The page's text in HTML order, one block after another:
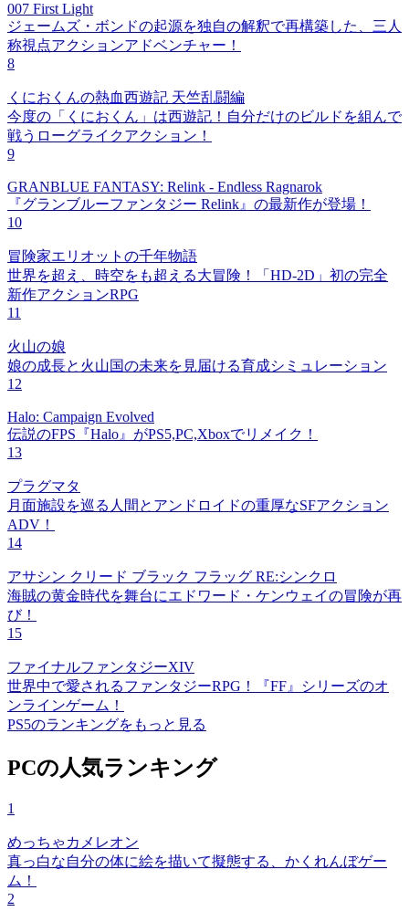
007 First Light
ジェームズ・ボンドの起源を独自の解釈で再構築した、三人
称視点アクションアドベンチャー！
8
くにおくんの熱血西遊記 天竺乱闘編
今度の「くにおくん」は西遊記！自分だけのビルドを組んで
戦うローグライクアクション！
9
GRANBLUE FANTASY: Relink - Endless Ragnarok
『グランブルーファンタジー Relink』の最新作が登場！
10
冒険家エリオットの千年物語
世界を超え、時空をも超える大冒険！「HD-2D」初の完全
新作アクションRPG
11
火山の娘
娘の成長と火山国の未来を見届ける育成シミュレーション
12
Halo: Campaign Evolved
伝説のFPS『Halo』がPS5,PC,Xboxでリメイク！
13
プラグマタ
月面施設を巡る人間とアンドロイドの重厚なSFアクション
ADV！
14
アサシン クリード ブラック フラッグ RE:シンクロ
海賊の黄金時代を舞台にエドワード・ケンウェイの冒険が再
び！
15
ファイナルファンタジーXIV
世界中で愛されるファンタジーRPG！『FF』シリーズのオ
ンラインゲーム！
PS5のランキングをもっと見る
PCの人気ランキング
1
めっちゃカメレオン
真っ白な自分の体に絵を描いて擬態する、かくれんぼゲー
ム！
2